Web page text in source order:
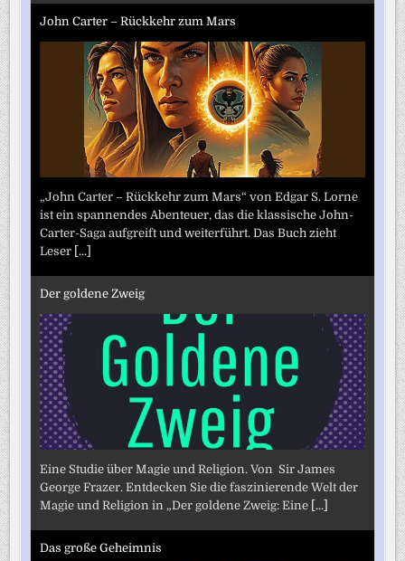
John Carter – Rückkehr zum Mars
„John Carter – Rückkehr zum Mars“ von Edgar S. Lorne
ist ein spannendes Abenteuer, das die klassische John-
Carter-Saga aufgreift und weiterführt. Das Buch zieht
Leser [...]
Der goldene Zweig
Eine Studie über Magie und Religion. Von Sir James
George Frazer. Entdecken Sie die faszinierende Welt der
Magie und Religion in „Der goldene Zweig: Eine [...]
Das große Geheimnis